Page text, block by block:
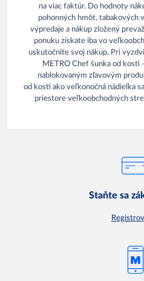
na viac faktúr. Do hodnoty
pohonných hmôt, tabakových
výpredaje a nákup zložený
ponuku získate iba vo
uskutočníte svoj nákup. Pri
METRO Chef šunka od kosti
nablokovaným zľavovým
od kosti ako veľkonočná nádielka
priestore veľkoobchodných
Staňte sa